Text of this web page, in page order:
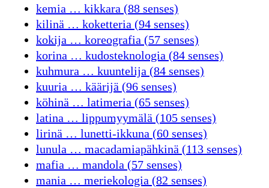
kemia … kikkara (88 senses)
kilinä … koketteria (94 senses)
kokija … koreografia (57 senses)
korina … kudosteknologia (84 senses)
kuhmura … kuuntelija (84 senses)
kuuria … käärijä (96 senses)
köhinä … latimeria (65 senses)
latina … lippumyymälä (105 senses)
lirinä … lunetti-ikkuna (60 senses)
lunula … macadamiapähkinä (113 senses)
mafia … mandola (57 senses)
mania … meriekologia (82 senses)